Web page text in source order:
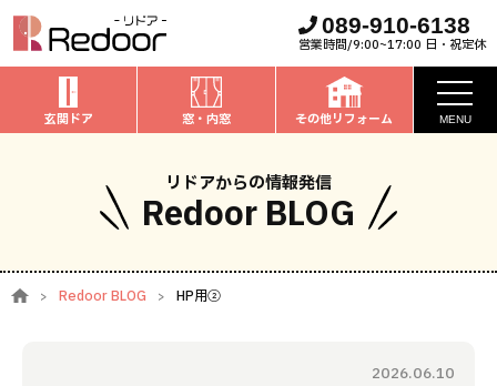
089-910-6138
営業時間/9:00~17:00 日・祝定休
玄関ドア 窓・内窓 その他リフォーム MENU
私たちについて
取扱商品
リドアからの情報発信
Redoor BLOG
Redoor BLOG HP用②
2026.06.10